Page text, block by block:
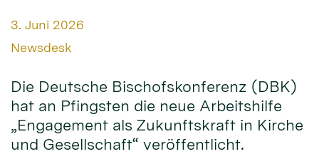
Datum:
3. Juni 2026
Von:
Newsdesk
Die Deutsche Bischofskonferenz (DBK)
hat an Pfingsten die neue Arbeitshilfe
„Engagement als Zukunftskraft in Kirche
und Gesellschaft“ veröffentlicht.